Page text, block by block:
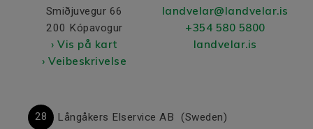
Smiðjuvegur 66
200 Kópavogur
› Vis på kart
› Veibeskrivelse
landvelar@landvelar.is
+354 580 5800
landvelar.is
28 Långåkers Elservice AB (Sweden)